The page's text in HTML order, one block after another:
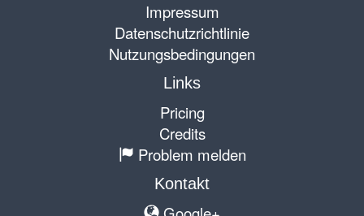
Impressum
Datenschutzrichtlinie
Nutzungsbedingungen
Links
Pricing
Credits
Problem melden
Kontakt